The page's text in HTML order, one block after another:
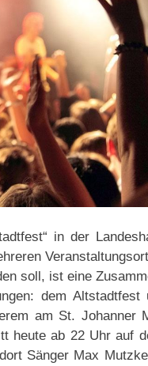
in der
soll, ist eine
dem Altstadtfest
am St. Johanner
heute ab 22 Uhr auf
Sänger Max